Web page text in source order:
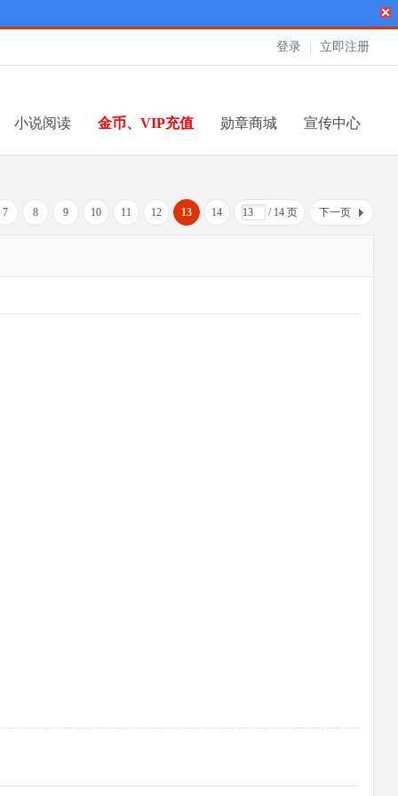
登录 立即注册
小说阅读 金币、VIP充值 勋章商城 宣传中心
7 8 9 10 11 12 13 14 / 14 页 下一页